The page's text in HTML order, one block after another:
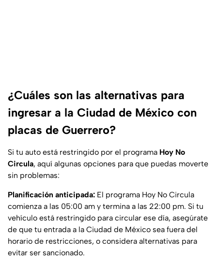
¿Cuáles son las alternativas para
ingresar a la Ciudad de México con
placas de Guerrero?
Si tu auto está restringido por el programa Hoy No
Circula, aquí algunas opciones para que puedas moverte
sin problemas:
Planificación anticipada: El programa Hoy No Circula
comienza a las 05:00 am y termina a las 22:00 pm. Si tu
vehículo está restringido para circular ese día, asegúrate
de que tu entrada a la Ciudad de México sea fuera del
horario de restricciones, o considera alternativas para
evitar ser sancionado.